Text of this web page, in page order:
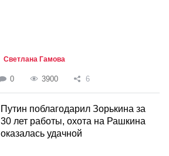
Светлана Гамова
0 3900 6
Путин поблагодарил Зорькина за
30 лет работы, охота на Рашкина
оказалась удачной